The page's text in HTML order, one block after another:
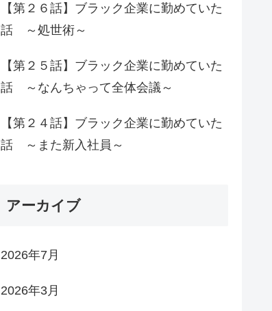
【第２６話】ブラック企業に勤めていた
話 ～処世術～
【第２５話】ブラック企業に勤めていた
話 ～なんちゃって全体会議～
【第２４話】ブラック企業に勤めていた
話 ～また新入社員～
アーカイブ
2026年7月
2026年3月